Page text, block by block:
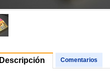
Descripción Comentarios